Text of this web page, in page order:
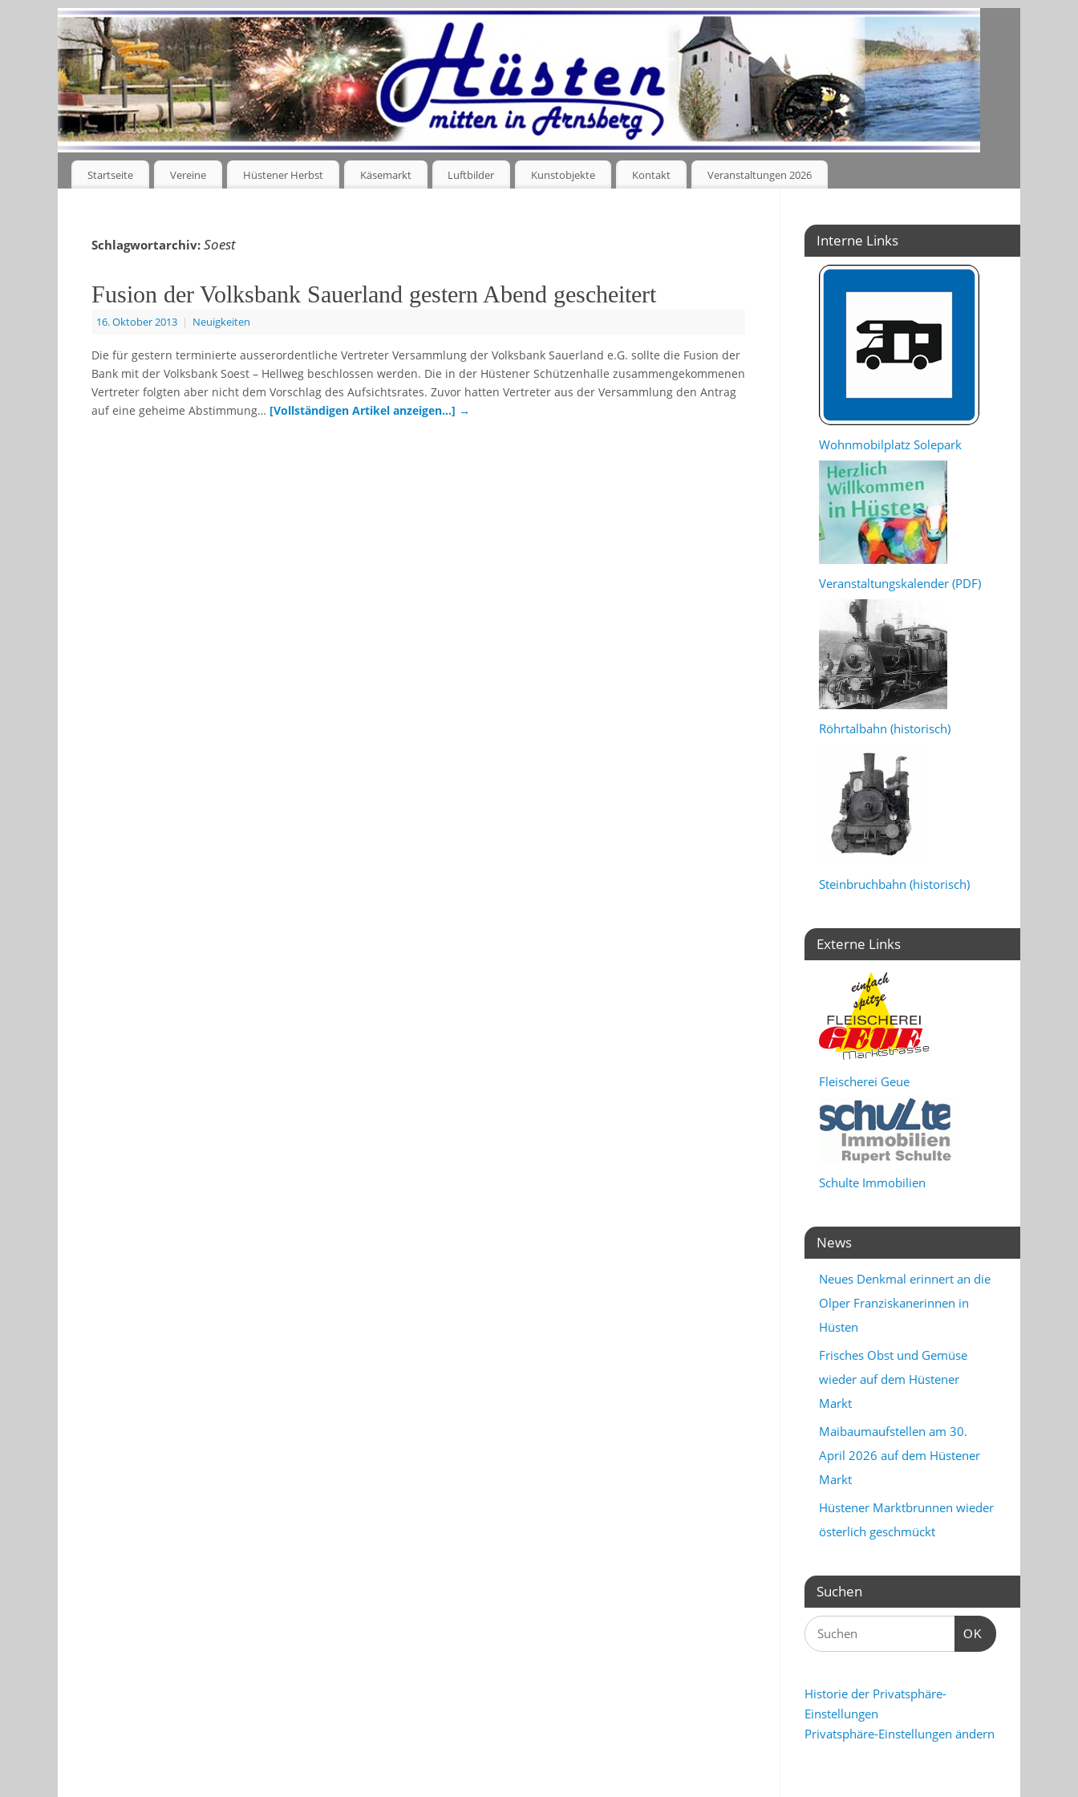
Startseite Vereine Hüstener Herbst Käsemarkt Luftbilder Kunstobjekte Kontakt Veranstaltungen 2026
Schlagwortarchiv:Soest
Fusion der Volksbank Sauerland gestern Abend gescheitert
16. Oktober 2013 | Neuigkeiten
Die für gestern terminierte ausserordentliche Vertreter Versammlung der Volksbank Sauerland e.G. sollte die Fusion der
Bank mit der Volksbank Soest – Hellweg beschlossen werden. Die in der Hüstener Schützenhalle zusammengekommenen
Vertreter folgten aber nicht dem Vorschlag des Aufsichtsrates. Zuvor hatten Vertreter aus der Versammlung den Antrag
auf eine geheime Abstimmung… [Vollständigen Artikel anzeigen…] →
Interne Links
Wohnmobilplatz Solepark
Veranstaltungskalender (PDF)
Röhrtalbahn (historisch)
Steinbruchbahn (historisch)
Externe Links
Fleischerei Geue
Schulte Immobilien
News
Neues Denkmal erinnert an die
Olper Franziskanerinnen in
Hüsten
Frisches Obst und Gemüse
wieder auf dem Hüstener
Markt
Maibaumaufstellen am 30.
April 2026 auf dem Hüstener
Markt
Hüstener Marktbrunnen wieder
österlich geschmückt
Suchen
OK
Historie der Privatsphäre-
Einstellungen
Privatsphäre-Einstellungen ändern